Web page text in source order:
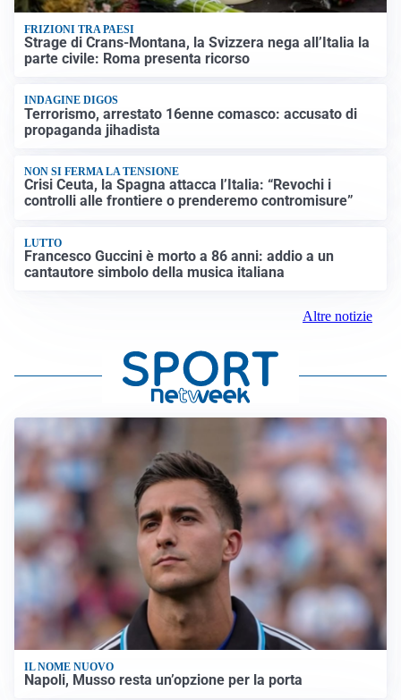
FRIZIONI TRA PAESI
Strage di Crans-Montana, la Svizzera nega all’Italia la
parte civile: Roma presenta ricorso
INDAGINE DIGOS
Terrorismo, arrestato 16enne comasco: accusato di
propaganda jihadista
NON SI FERMA LA TENSIONE
Crisi Ceuta, la Spagna attacca l’Italia: “Revochi i
controlli alle frontiere o prenderemo contromisure”
LUTTO
Francesco Guccini è morto a 86 anni: addio a un
cantautore simbolo della musica italiana
Altre notizie
IL NOME NUOVO
Napoli, Musso resta un’opzione per la porta